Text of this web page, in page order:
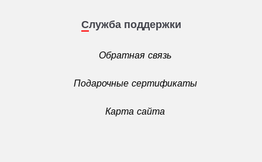
Служба поддержки
Обратная связь
Подарочные сертификаты
Карта сайта